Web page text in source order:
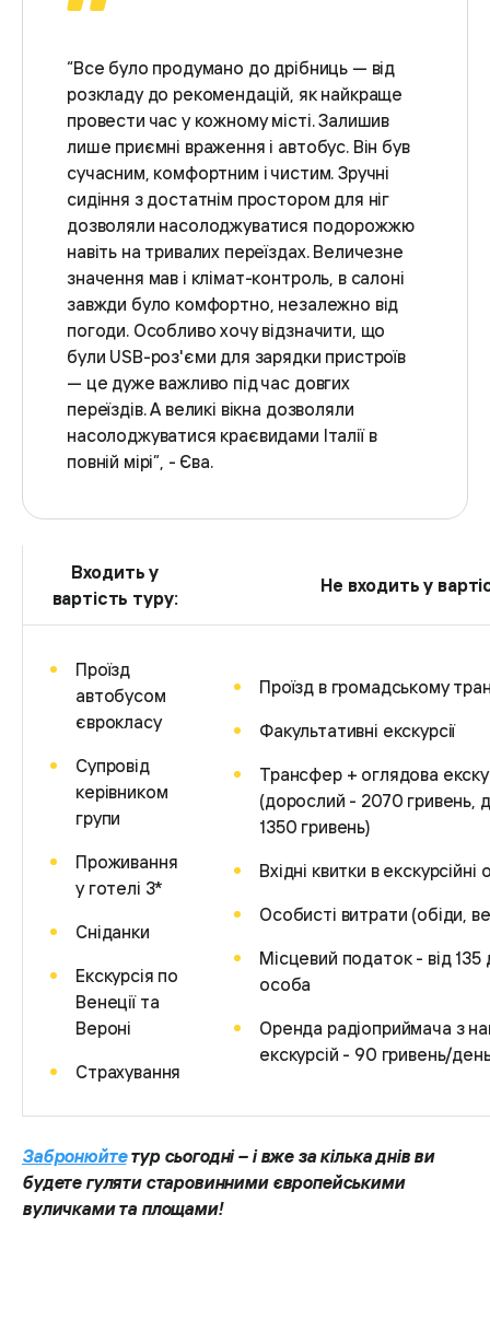
“Все було продумано до дрібниць — від
розкладу до рекомендацій, як найкраще
провести час у кожному місті. Залишив
лише приємні враження і автобус. Він був
сучасним, комфортним і чистим. Зручні
сидіння з достатнім простором для ніг
дозволяли насолоджуватися подорожжю
навіть на тривалих переїздах. Величезне
значення мав і клімат-контроль, в салоні
завжди було комфортно, незалежно від
погоди. Особливо хочу відзначити, що
були USB-роз'єми для зарядки пристроїв
— це дуже важливо під час довгих
переїздів. А великі вікна дозволяли
насолоджуватися краєвидами Італії в
повній мірі”, - Єва.
Входить у
вартість туру:
Не входить у
Проїзд
автобусом
єврокласу
Супровід
керівником
групи
Проживання
у готелі 3*
Сніданки
Екскурсія по
Венеції та
Вероні
Страхування
Проїзд в громадському
Факультативні екскурсії
Трансфер + оглядова
(дорослий - 2070 гривень,
1350 гривень)
Вхідні квитки в екскурсійні
Особисті витрати (обіди,
Місцевий податок - від 135
особа
Оренда радіоприймача з
екскурсій - 90 гривень/
Забронюйтетур сьогодні – і вже за кілька днів ви
будете гуляти старовинними європейськими
вуличками та площами!